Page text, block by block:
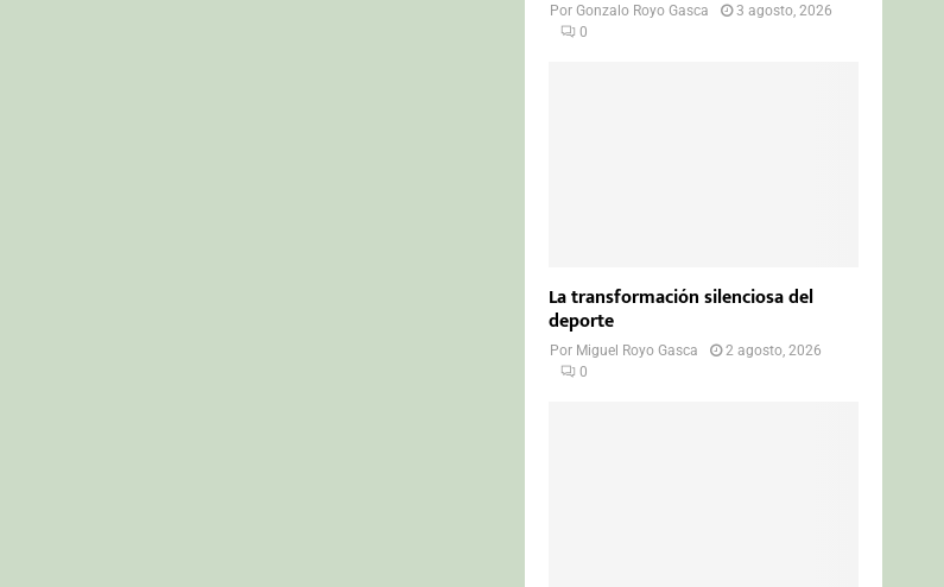
PorGonzalo Royo Gasca
3 agosto, 2026
0
La transformación silenciosa del
deporte
Por Miguel Royo Gasca
2 agosto, 2026
0